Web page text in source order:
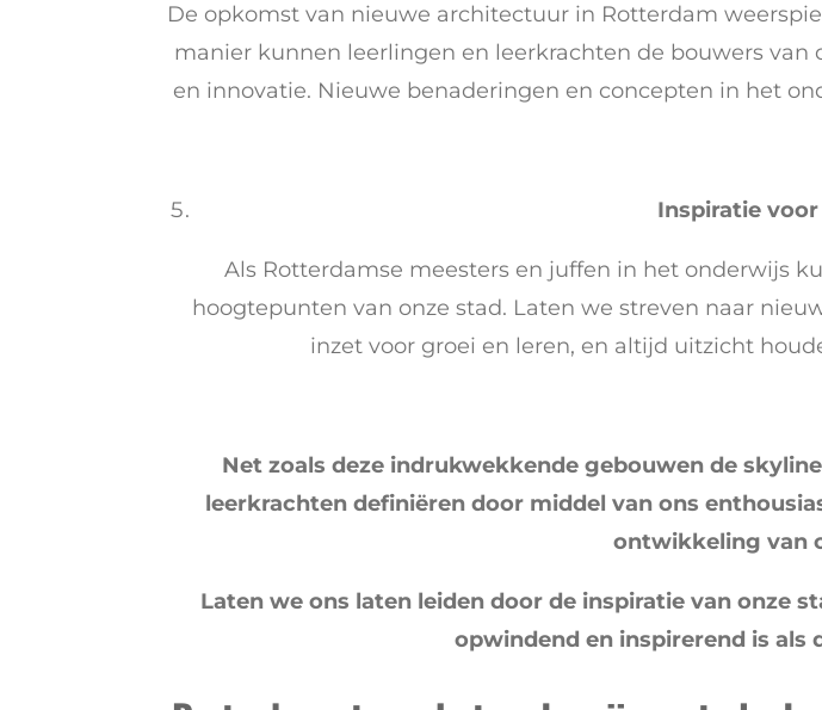
De opkomst van nieuwe architectuur in Rotterdam
manier kunnen leerlingen en leerkrachten de bouwers
en innovatie. Nieuwe benaderingen en concepten in het
Inspiratie
Als Rotterdamse meesters en juffen in het onderwijs
hoogtepunten van onze stad. Laten we streven naar
inzet voor groei en leren, en altijd uitzicht
Net zoals deze indrukwekkende gebouwen de
leerkrachten definiëren door middel van ons
ontwikkeling van
Laten we ons laten leiden door de inspiratie van onze
opwindend en inspirerend is als